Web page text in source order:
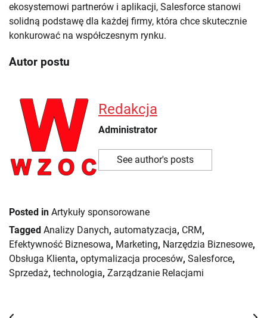
ekosystemowi partnerów i aplikacji, Salesforce stanowi
solidną podstawę dla każdej firmy, która chce skutecznie
konkurować na współczesnym rynku.
Autor postu
Redakcja
Administrator
See author's posts
Posted in Artykuły sponsorowane
Tagged Analizy Danych, automatyzacja, CRM,
Efektywność Biznesowa, Marketing, Narzędzia Biznesowe,
Obsługa Klienta, optymalizacja procesów, Salesforce,
Sprzedaż, technologia, Zarządzanie Relacjami